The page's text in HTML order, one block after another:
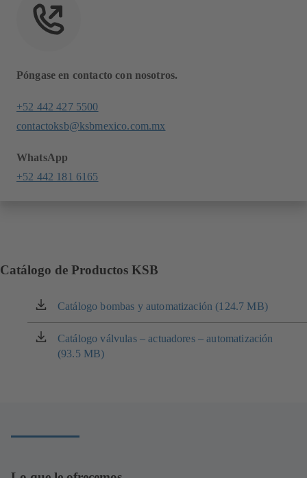
Póngase en contacto con nosotros.
+52 442 427 5500
contactoksb@ksbmexico.com.mx
WhatsApp
+52 442 181 6165
Catálogo de Productos KSB
Catálogo bombas y automatización (124.7 MB)
(se
abre
en
una
Catálogo válvulas – actuadores – automatización
(93.5 MB)
(se
abre